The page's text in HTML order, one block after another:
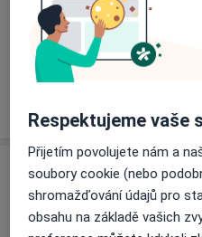
Konzultace online
1 100 Kč Detaily
Adresa
Elia terapie
Respektujeme vaše
Přijetím povolujete nám a
soubory cookie (nebo
shromažďování údajů pro
obsahu na základě vašich